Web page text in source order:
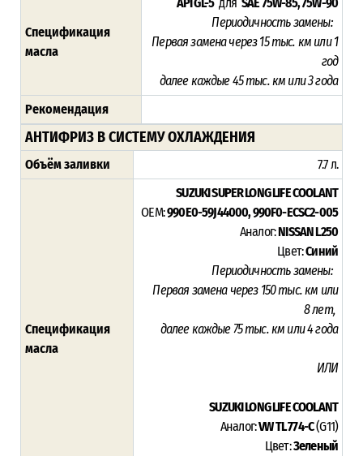
Спецификация
масла
Периодичность замены:
Первая замена через 15тыс. км или 1
год
далее каждые 45 тыс. км или 3 года
Рекомендация
АНТИФРИЗ В СИСТЕМУ ОХЛАЖДЕНИЯ
Объём заливки 7.7 л.
Спецификация
масла
SUZUKI SUPER LONG LIFE COOLANT
OEM:990E0-59J44000, 990F0-ECSC2-005
Аналог:NISSAN L250
Цвет:Синий
Периодичность замены:
Первая замена через 150 тыс. км или
8лет,
далее каждые 75 тыс. км или 4 года
ИЛИ
SUZUKI LONG LIFE COOLANT
Аналог:VW TL 774-C(G11)
Цвет:Зеленый